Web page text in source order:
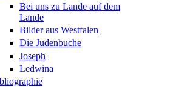
Bei uns zu Lande auf dem
Lande
Bilder aus Westfalen
Die Judenbuche
Joseph
Ledwina